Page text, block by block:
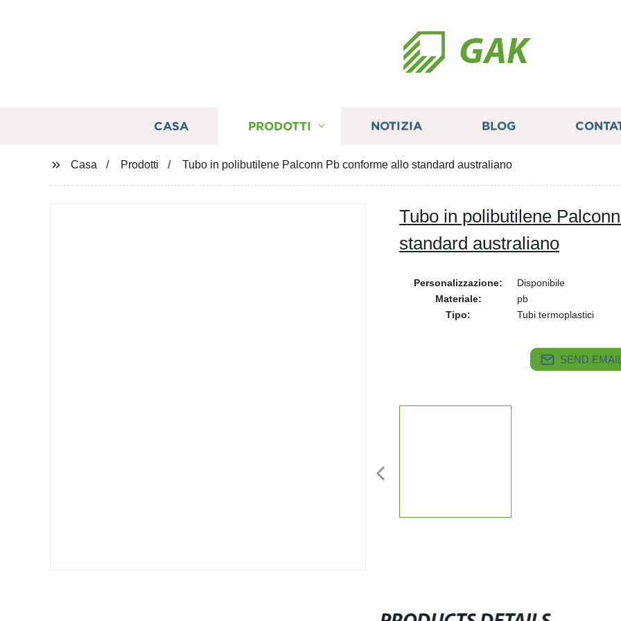
GAK
CASA PRODOTTI NOTIZIA BLOG
Casa Prodotti Tubo in polibutilene Palconn Pb conforme allo standard australiano
Tubo in polibutilene
standard australiano
Personalizzazione:
Disponibile
Materiale:
pb
Tipo:
Tubi termoplastici
SEND